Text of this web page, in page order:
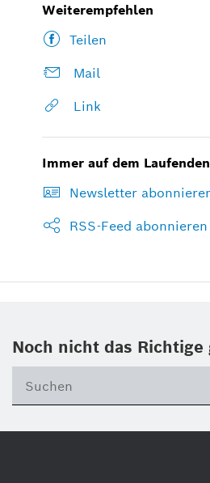
Weiterempfehlen
Teilen
Mail
Link
Immer auf dem Laufenden
Newsletter
RSS-Feed abonnieren
Noch nicht das Richtige